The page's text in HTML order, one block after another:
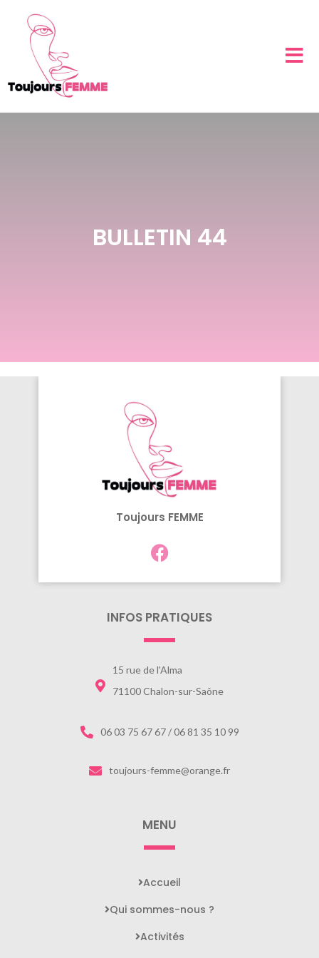
BULLETIN 44
Toujours FEMME
INFOS PRATIQUES
15 rue de l'Alma
71100 Chalon-sur-Saône
06 03 75 67 67 / 06 81 35 10 99
toujours-femme@orange.fr
MENU
Accueil
Qui sommes-nous ?
Activités